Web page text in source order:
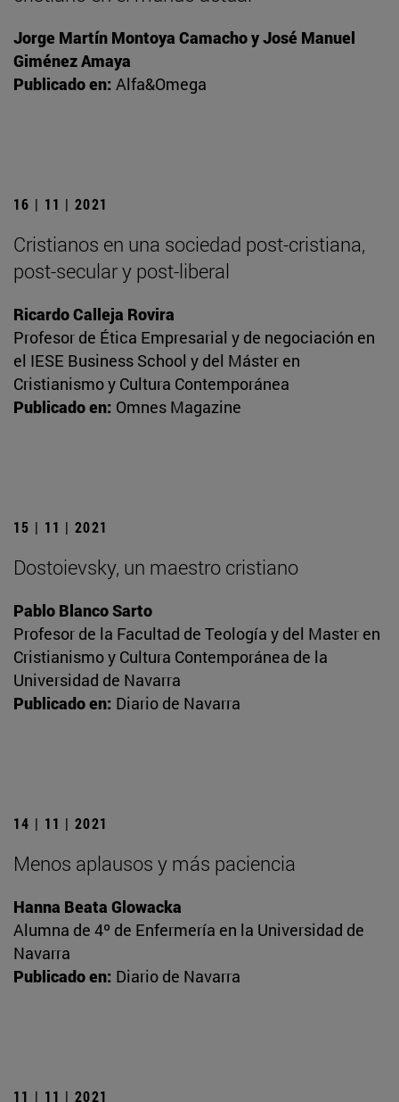
Jorge Martín Montoya Camacho y José Manuel
Giménez Amaya
Publicado en: Alfa&Omega
16 | 11 | 2021
Cristianos en una sociedad post-cristiana,
post-secular y post-liberal
Ricardo Calleja Rovira
Profesor de Ética Empresarial y de negociación en
el IESE Business School y del Máster en
Cristianismo y Cultura Contemporánea
Publicado en: Omnes Magazine
15 | 11 | 2021
Dostoievsky, un maestro cristiano
Pablo Blanco Sarto
Profesor de la Facultad de Teología y del Master en
Cristianismo y Cultura Contemporánea de la
Universidad de Navarra
Publicado en: Diario de Navarra
14 | 11 | 2021
Menos aplausos y más paciencia
Hanna Beata Glowacka
Alumna de 4º de Enfermería en la Universidad de
Navarra
Publicado en: Diario de Navarra
11 | 11 | 2021